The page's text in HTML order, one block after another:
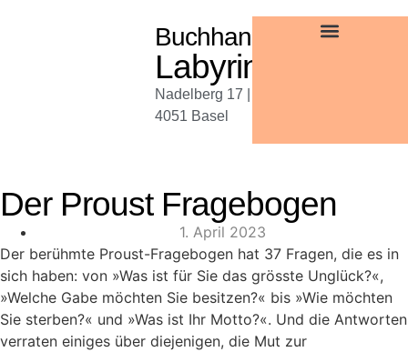
Buchhandlung
Labyrinth
Nadelberg 17 |
4051 Basel
Der Proust Fragebogen
1. April 2023
Der berühmte Proust-Fragebogen hat 37 Fragen, die es in
sich haben: von »Was ist für Sie das grösste Unglück?«,
»Welche Gabe möchten Sie besitzen?« bis »Wie möchten
Sie sterben?« und »Was ist Ihr Motto?«. Und die Antworten
verraten einiges über diejenigen, die Mut zur